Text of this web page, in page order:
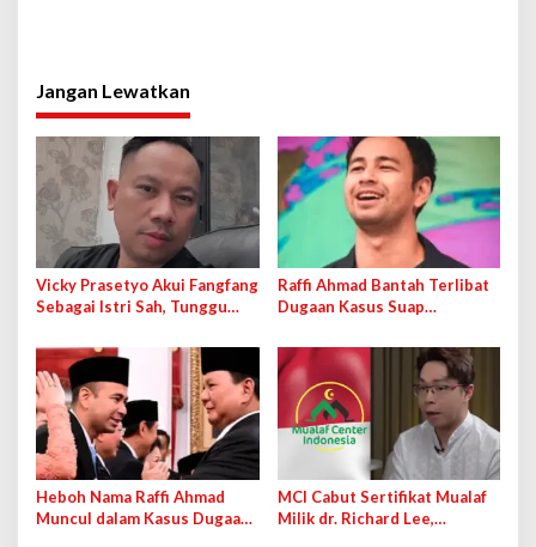
Jangan Lewatkan
Vicky Prasetyo Akui Fangfang
Sebagai Istri Sah, Tunggu
Raffi Ahmad Bantah Terlibat
Dugaan Kasus Suap
Bea Cukai
Heboh Nama Raffi Ahmad
Muncul dalam Kasus Dugaan
MCI Cabut Sertifikat Mualaf
Milik dr. Richard Lee,